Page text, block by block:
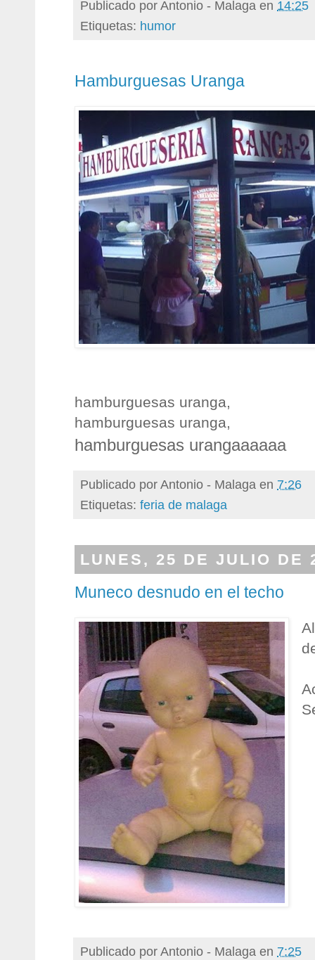
Publicado porAntonio - Malaga en 14:25
Etiquetas: humor
Hamburguesas Uranga
hamburguesas uranga,
hamburguesas uranga,
hamburguesas urangaaaaaa
Publicado porAntonio - Malaga en 7:26
Etiquetas: feria de malaga
LUNES, 25 DE JULIO DE
Muneco desnudo en el techo
Publicado porAntonio - Malaga en 7:25